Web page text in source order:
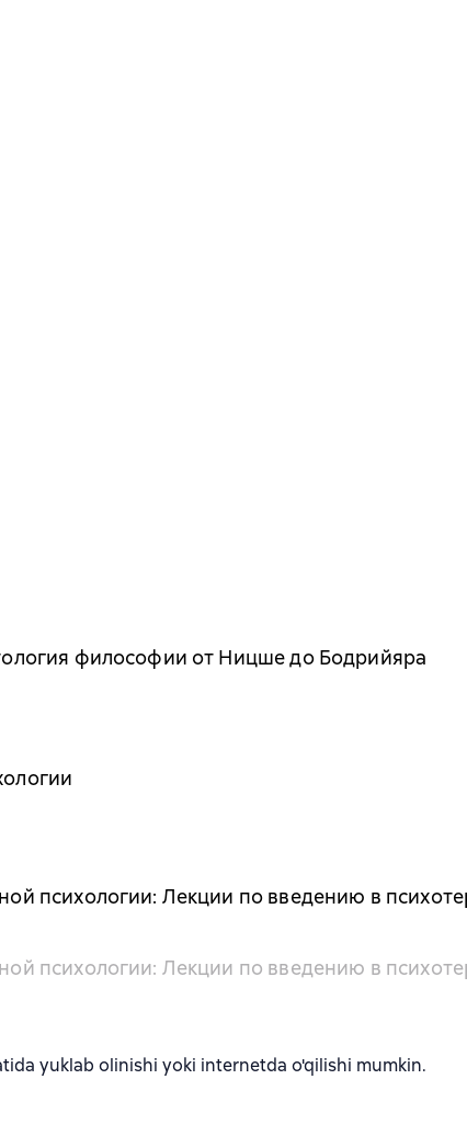
философии от Ницше до Бодрийяра
психологии: Лекции по введению в
психологии: Лекции по введению в
yuklab olinishi yoki internetda o'qilishi mumkin.